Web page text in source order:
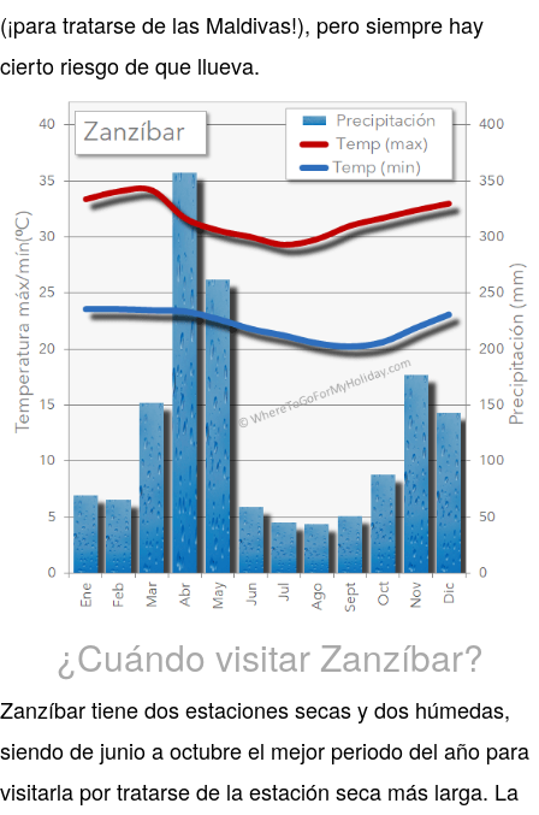
(¡para tratarse de las Maldivas!), pero siempre hay
cierto riesgo de que llueva.
¿Cuándo visitar Zanzíbar?
Zanzíbar tiene dos estaciones secas y dos húmedas,
siendo de junio a octubre el mejor periodo del año para
visitarla por tratarse de la estación seca más larga. La